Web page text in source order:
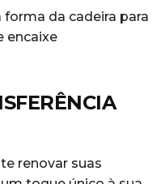
da cadeira para⁤
encaixe
renovar suas